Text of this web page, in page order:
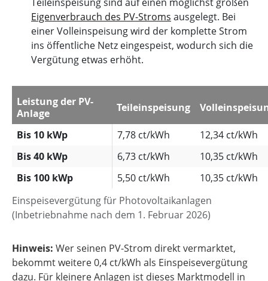
Eigenverbrauch des PV-Stroms ausgelegt. Bei
einer Volleinspeisung wird der komplette Strom
ins öffentliche Netz eingespeist, wodurch sich die
Vergütung etwas erhöht.
Einspeisevergütung für Photovoltaikanlagen
(Inbetriebnahme nach dem 1. Februar 2026)
Leistung der PV-
Anlage
Teileinspeisung
Bis 10 kWp 7,78 ct/kWh
12,34 ct/kWh
Bis 40 kWp
6,73 ct/kWh
10,35 ct/kWh
Bis 100 kWp
5,50 ct/kWh 10,35 ct/kWh
Hinweis: Wer seinen PV-Strom direkt vermarktet,
bekommt weitere 0,4 ct/kWh als Einspeisevergütung
dazu. Für kleinere Anlagen ist dieses Marktmodell in